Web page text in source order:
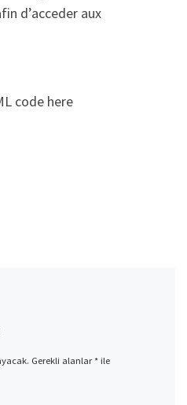
d’acceder aux
code here
Gerekli alanlar*ile